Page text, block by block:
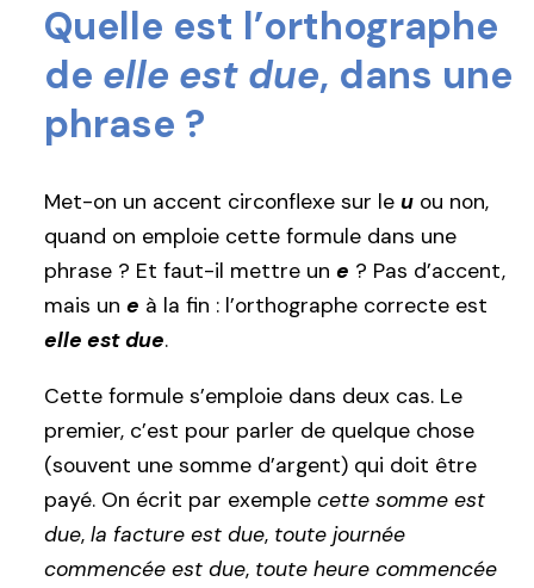
Quelle est l’orthographe
de elle est due, dans une
phrase ?
Met-on un accent circonflexe sur le u ou non,
quand on emploie cette formule dans une
phrase ? Et faut-il mettre un e ? Pas d’accent,
mais un e à la fin : l’orthographe correcte est
elle est due.
Cette formule s’emploie dans deux cas. Le
premier, c’est pour parler de quelque chose
(souvent une somme d’argent) qui doit être
payé. On écrit par exemple cette somme est
due, la facture est due, toute journée
commencée est due, toute heure commencée